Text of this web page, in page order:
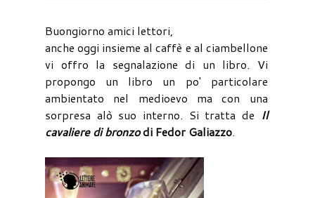
Buongiorno amici lettori,
anche oggi insieme al caffè e al ciambellone
vi offro la segnalazione di un libro. Vi
propongo un libro un po' particolare
ambientato nel medioevo ma con una
sorpresa alò suo interno. Si tratta de Il
cavaliere di bronzodi Fedor Galiazzo.